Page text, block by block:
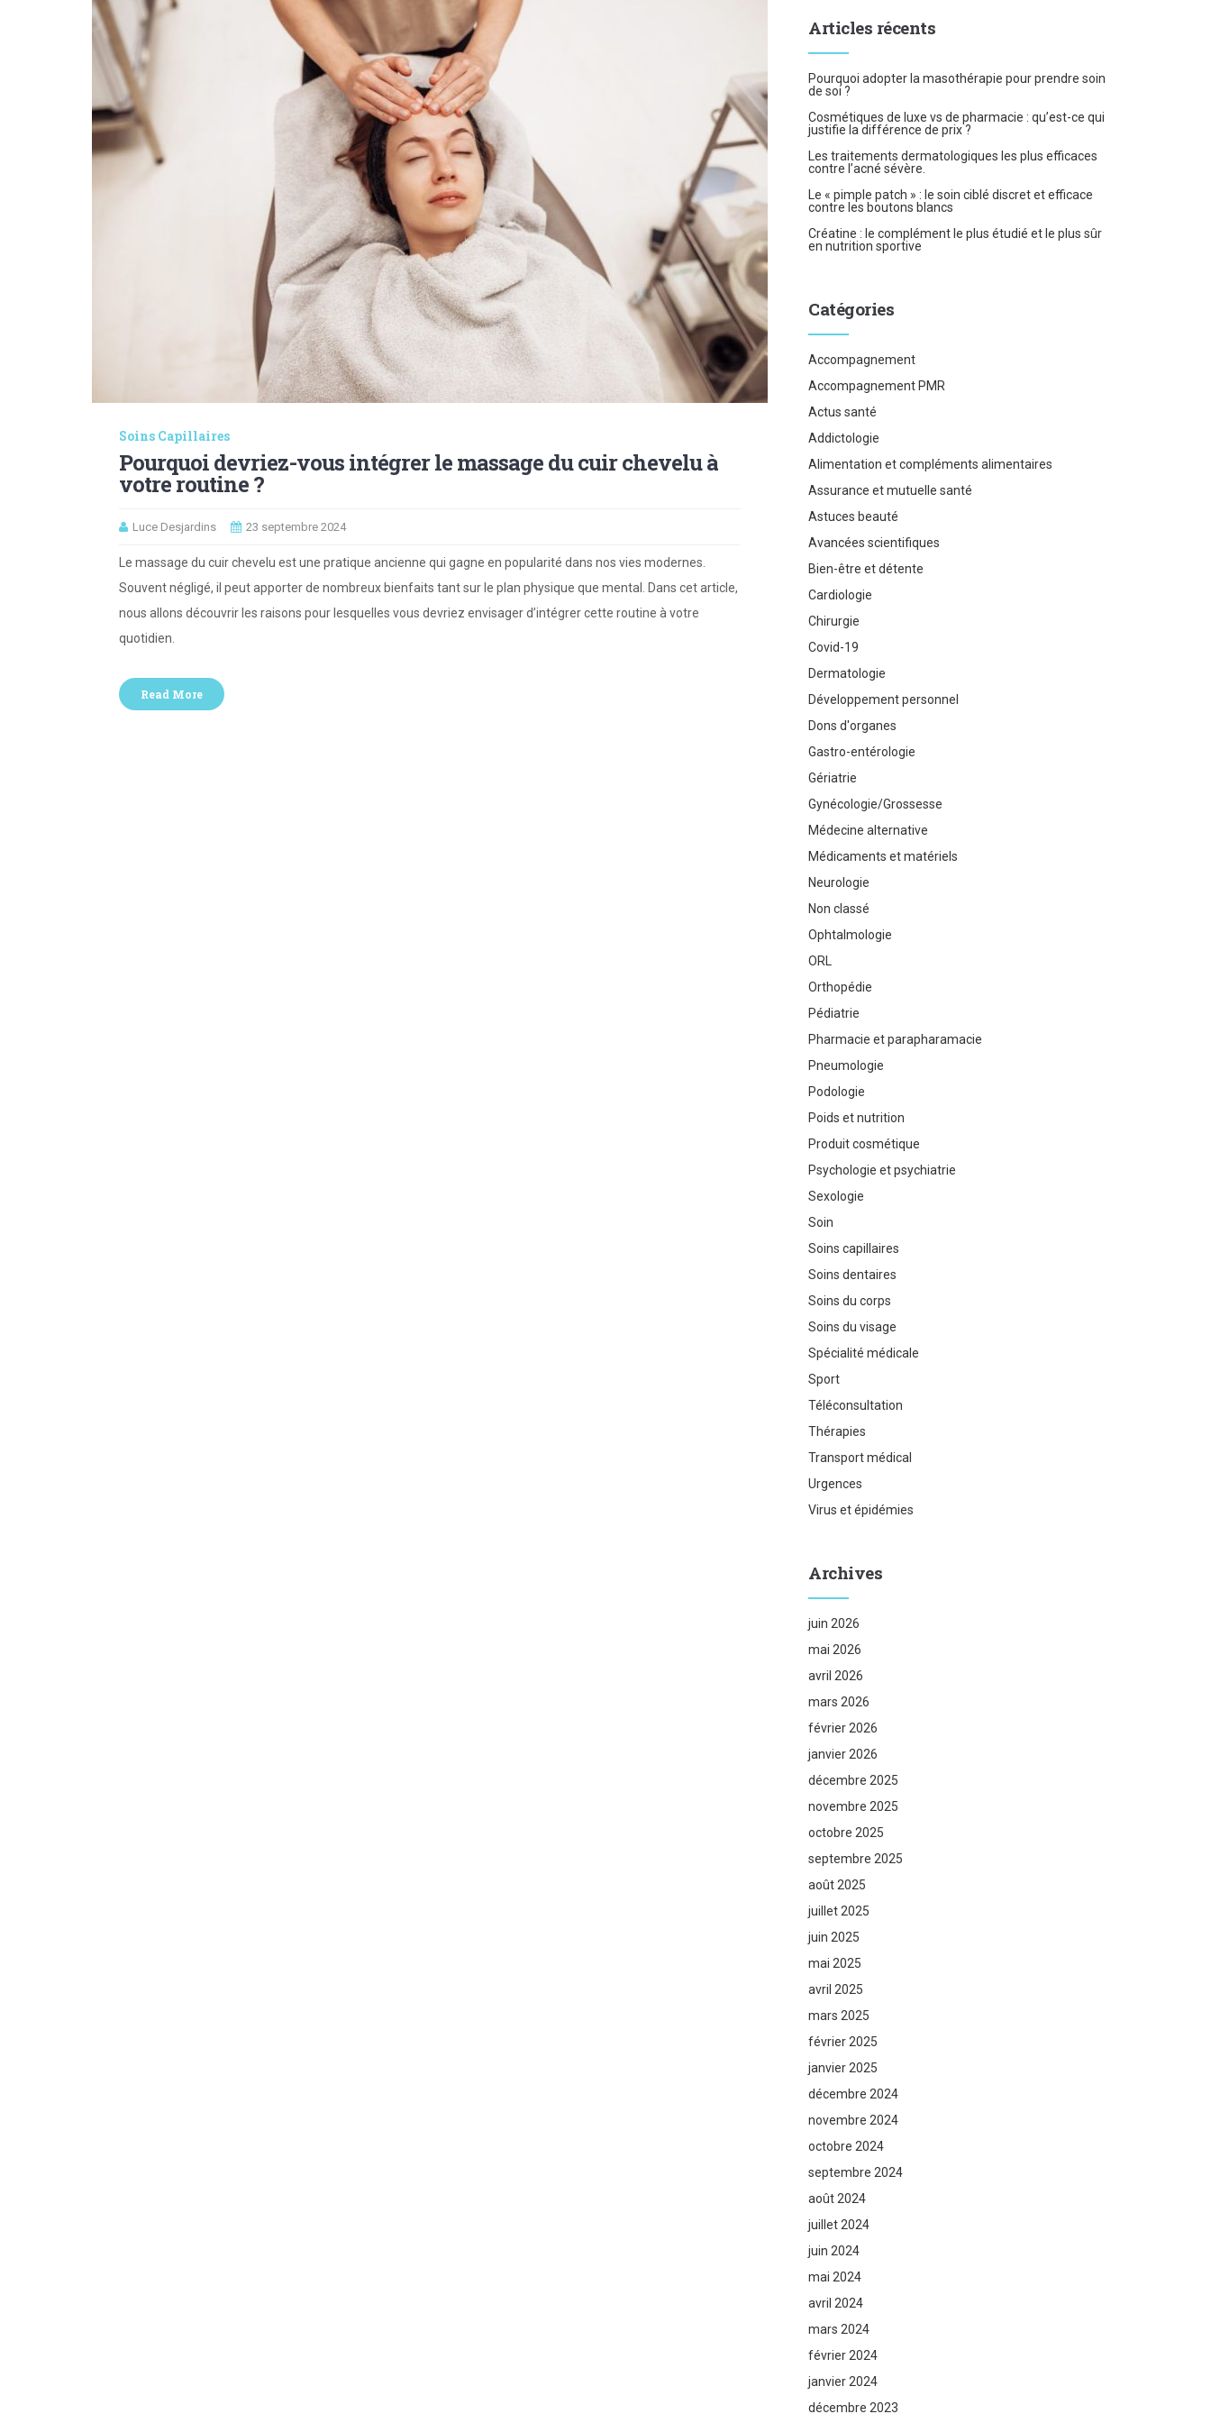
Soins Capillaires
Pourquoi devriez-vous intégrer le massage du cuir chevelu à
votre routine ?
Luce Desjardins 23 septembre 2024
Le massage du cuir chevelu est une pratique ancienne qui gagne en popularité dans nos vies modernes.
Souvent négligé, il peut apporter de nombreux bienfaits tant sur le plan physique que mental. Dans cet article,
nous allons découvrir les raisons pour lesquelles vous devriez envisager d’intégrer cette routine à votre
quotidien.
Read More
Articles récents
Pourquoi adopter la masothérapie pour prendre soin
de soi ?
Cosmétiques de luxe vs de pharmacie : qu’est-ce qui
justifie la différence de prix ?
Les traitements dermatologiques les plus efficaces
contre l’acné sévère.
Le « pimple patch » : le soin ciblé discret et efficace
contre les boutons blancs
Créatine : le complément le plus étudié et le plus sûr
en nutrition sportive
Catégories
Accompagnement
Accompagnement PMR
Actus santé
Addictologie
Alimentation et compléments alimentaires
Assurance et mutuelle santé
Astuces beauté
Avancées scientifiques
Bien-être et détente
Cardiologie
Chirurgie
Covid-19
Dermatologie
Développement personnel
Dons d'organes
Gastro-entérologie
Gériatrie
Gynécologie/Grossesse
Médecine alternative
Médicaments et matériels
Neurologie
Non classé
Ophtalmologie
ORL
Orthopédie
Pédiatrie
Pharmacie et parapharamacie
Pneumologie
Podologie
Poids et nutrition
Produit cosmétique
Psychologie et psychiatrie
Sexologie
Soin
Soins capillaires
Soins dentaires
Soins du corps
Soins du visage
Spécialité médicale
Sport
Téléconsultation
Thérapies
Transport médical
Urgences
Virus et épidémies
Archives
juin 2026
mai 2026
avril 2026
mars 2026
février 2026
janvier 2026
décembre 2025
novembre 2025
octobre 2025
septembre 2025
août 2025
juillet 2025
juin 2025
mai 2025
avril 2025
mars 2025
février 2025
janvier 2025
décembre 2024
novembre 2024
octobre 2024
septembre 2024
août 2024
juillet 2024
juin 2024
mai 2024
avril 2024
mars 2024
février 2024
janvier 2024
décembre 2023